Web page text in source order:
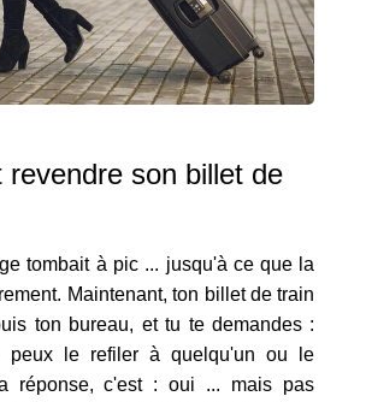
revendre son billet de
tombait à pic ... jusqu'à ce que la
Maintenant, ton billet de train
ton bureau, et tu te demandes :
peux le refiler à quelqu'un ou le
réponse, c'est : oui ... mais pas